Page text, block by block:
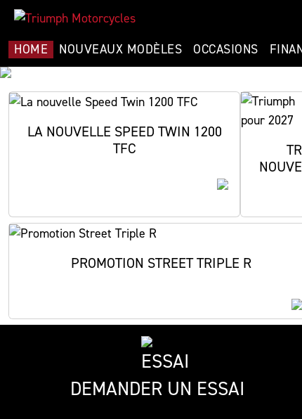
HOME NOUVEAUX MODÈLES OCCASIONS
LA NOUVELLE SPEED TWIN 1200
TFC
PROMOTION STREET TRIPLE R
DEMANDER UN ESSAI